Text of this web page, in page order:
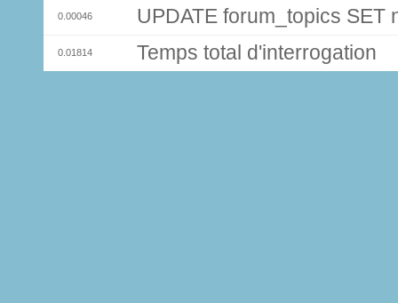
0.00046 UPDATE forum_topics
0.01814 Temps total d'interrogation